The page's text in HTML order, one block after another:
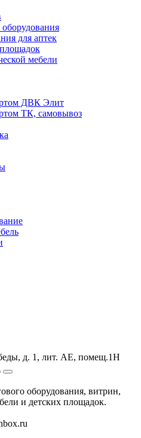
для аптек
мебели
ДВК Элит
ТК, самовывоз
д. 1, лит. АЕ, помещ.1Н
оборудования, витрин,
и детских площадок.